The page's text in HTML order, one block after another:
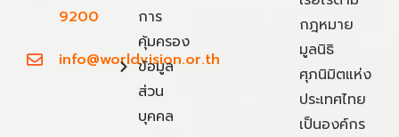
9200
info@worldvision.or.th
การ
คุ้มครอง
ข้อมูล
ส่วน
บุคคล
กฎหมาย
มูลนิธิ
ศุภนิมิตแห่ง
ประเทศไทย
เป็นองค์กร